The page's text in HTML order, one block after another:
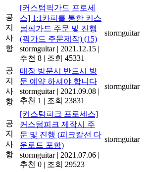
공
지
사
항
[커스텀픽가드 프로세
스] 1:1카피를 통한 커스
텀픽가드 주문 및 진행
(픽가드 주문제작) (15)
stormguitar | 2021.12.15 |
추천 8 | 조회 45331
stormguitar
공
지
사
항
매장 방문시 반드시 방
문 예약 하셔야 합니다
stormguitar | 2021.09.08 |
추천 1 | 조회 23831
stormguitar
공
지
사
항
[커스텀피크 프로세스]
커스텀피크 제작시 주
문 및 진행 (피크칼선 다
운로드 포함)
stormguitar | 2021.07.06 |
추천 0 | 조회 29523
stormguitar